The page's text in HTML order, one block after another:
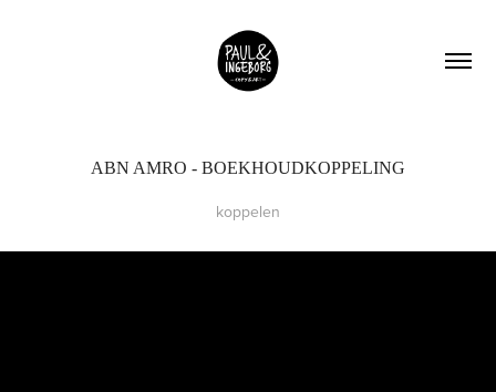
ABN AMRO - BOEKHOUDKOPPELING
koppelen